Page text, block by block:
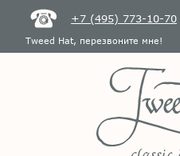
+7 (495) 773-10-70
Tweed Hat, перезвоните мне!